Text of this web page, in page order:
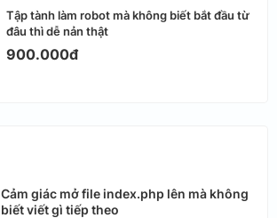
Tập tành làm robot mà không biết bắt đầu từ
đâu thì dễ nản thật
900.000đ
Cảm giác mở file index.php lên mà không
biết viết gì tiếp theo